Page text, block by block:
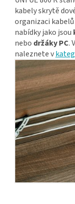
kabely skrytě
organizaci
nabídky jako jsou
nebo držáky PC.
naleznete v